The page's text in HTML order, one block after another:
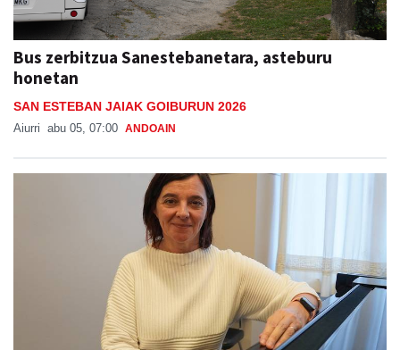
Bus zerbitzua Sanestebanetara, asteburu
honetan
SAN ESTEBAN JAIAK GOIBURUN 2026
Aiurri abu 05, 07:00 ANDOAIN